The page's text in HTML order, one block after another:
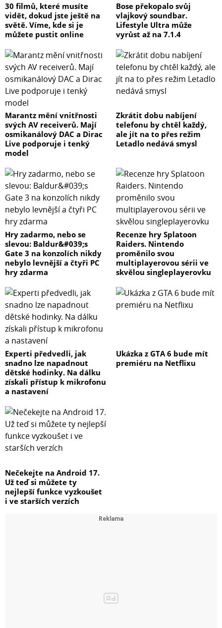
30 filmů, které musíte
vidět, dokud jste ještě na
světě. Víme, kde si je
můžete pustit online
Bose překopalo svůj
vlajkový soundbar.
Lifestyle Ultra může
vyrůst až na 7.1.4
Marantz mění vnitřnosti
svých AV receiverů. Mají
osmikanálový DAC a Dirac
Live podporuje i tenký
model
Zkrátit dobu nabíjení
telefonu by chtěl každý,
ale jít na to přes režim
Letadlo nedává smysl
Hry zadarmo, nebo se
slevou: Baldur&#039;s
Gate 3 na konzolích nikdy
nebylo levnější a čtyři PC
hry zdarma
Recenze hry Splatoon
Raiders. Nintendo
proměnilo svou
multiplayerovou sérii ve
skvělou singleplayerovku
Experti předvedli, jak
snadno lze napadnout
dětské hodinky. Na dálku
získali přístup k mikrofonu
a nastavení
Ukázka z GTA 6 bude mít
premiéru na Netflixu
Nečekejte na Android 17.
Už teď si můžete ty
nejlepší funkce vyzkoušet
i ve starších verzích